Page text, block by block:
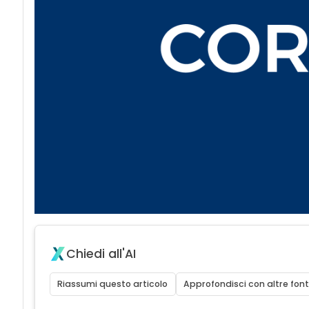
Chiedi all'AI
Riassumi questo articolo Approfondisci con altre